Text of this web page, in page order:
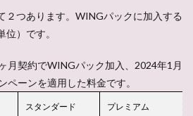
２つあります。WINGパックに加入する
）です。
月契約でWINGパック加入、2024年1月
ペーンを適用した料金です。
スタンダード プレミアム